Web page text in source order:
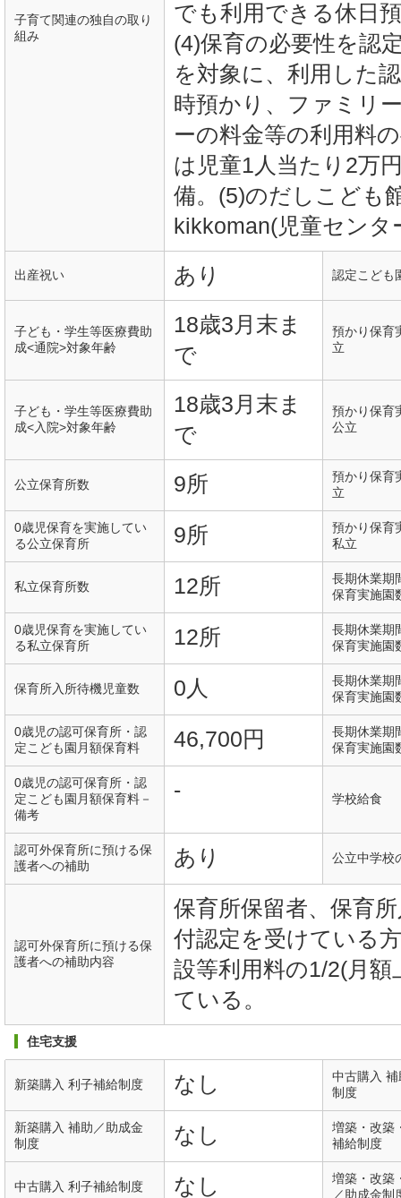
子育て関連の独自の取り
組み
でも利用できる休日
(4)保育の必要性を認
を対象に、利用した
時預かり、ファミリ
ーの料金等の利用料
は児童1人当たり2万
備。(5)のだしこども
kikkoman(児童センタ
出産祝い あり 認定こども
子ども・学生等医療費助
成<通院>対象年齢
18歳3月末ま
で
預かり保育
立
子ども・学生等医療費助
成<入院>対象年齢
18歳3月末ま
で
預かり保育
公立
公立保育所数 9所
預かり保育
立
0歳児保育を実施してい
る公立保育所
9所
預かり保育
私立
私立保育所数 12所
長期休業期
保育実施園
0歳児保育を実施してい
る私立保育所
12所
長期休業期
保育実施園
保育所入所待機児童数 0人
長期休業期
保育実施園
0歳児の認可保育所・認
定こども園月額保育料
46,700円
長期休業期
保育実施園
0歳児の認可保育所・認
定こども園月額保育料－
備考
- 学校給食
認可外保育所に預ける保
護者への補助
あり 公立中学校
認可外保育所に預ける保
護者への補助内容
保育所保留者、保育
付認定を受けている
設等利用料の1/2(月
ている。
住宅支援
新築購入 利子補給制度 なし
中古購入
制度
新築購入 補助／助成金
制度
なし
増築・改築
補給制度
中古購入 利子補給制度 なし
増築・改築
／助成金制